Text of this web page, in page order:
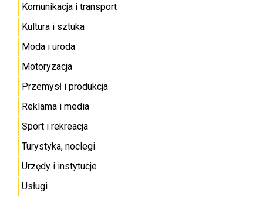
Komunikacja i transport
Kultura i sztuka
Moda i uroda
Motoryzacja
Przemysł i produkcja
Reklama i media
Sport i rekreacja
Turystyka, noclegi
Urzędy i instytucje
Usługi